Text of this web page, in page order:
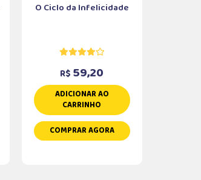
O Ciclo da Infelicidade
R$ 59,20
ADICIONAR AO
CARRINHO
COMPRAR AGORA